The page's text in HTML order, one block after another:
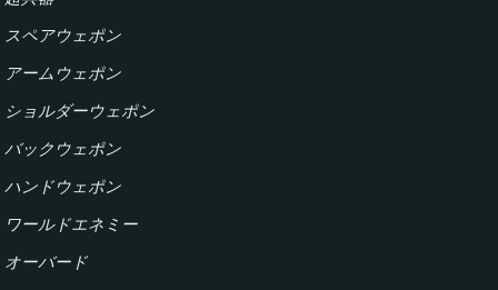
スペアウェポン
アームウェポン
ショルダーウェポン
バックウェポン
ハンドウェポン
ワールドエネミー
オーバード